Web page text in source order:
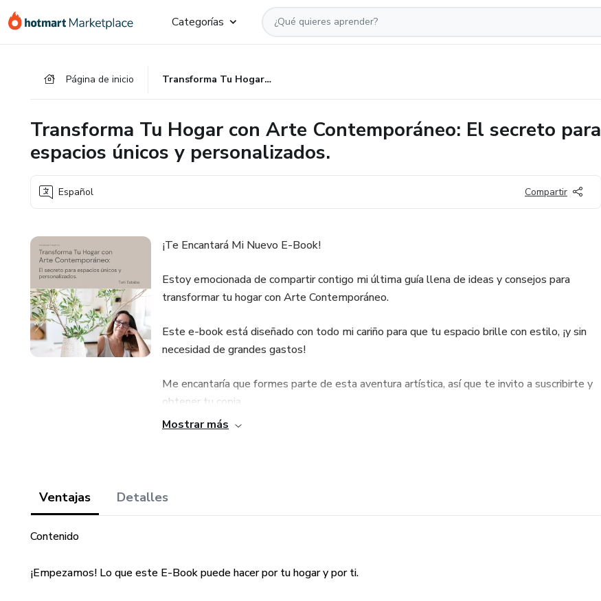
Categorías
Página de inicio Transforma Tu Hogar con Arte Contemporáneo: El secreto para espacios únicos y personalizados.
Transforma Tu Hogar con Arte Contemporáneo: El secreto para
espacios únicos y personalizados.
Español Compartir
¡Te Encantará Mi Nuevo E-Book!
Estoy emocionada de compartir contigo mi última guía llena de ideas y consejos para
transformar tu hogar con Arte Contemporáneo.
Este e-book está diseñado con todo mi cariño para que tu espacio brille con estilo, ¡y sin
necesidad de grandes gastos!
Me encantaría que formes parte de esta aventura artística, así que te invito a suscribirte y
obtener tu copia.
Mostrar más
Ventajas Detalles
Contenido
¡Empezamos! Lo que este E-Book puede hacer por tu hogar y por ti.